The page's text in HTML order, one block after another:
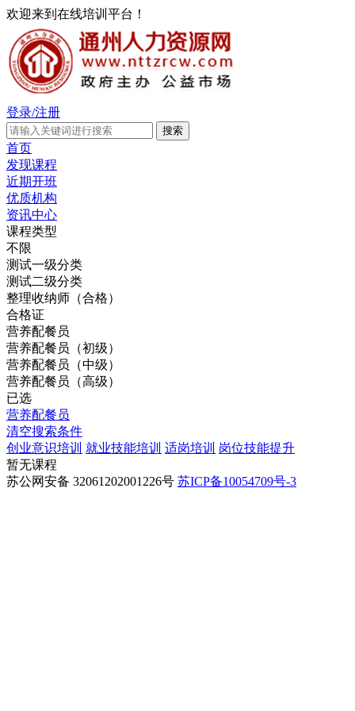
欢迎来到在线培训平台！
登录/注册
首页
发现课程
近期开班
优质机构
资讯中心
课程类型
不限
测试一级分类
测试二级分类
整理收纳师（合格）
合格证
营养配餐员
营养配餐员（初级）
营养配餐员（中级）
营养配餐员（高级）
已选
营养配餐员
清空搜索条件
创业意识培训 就业技能培训 适岗培训 岗位技能提升
暂无课程
苏公网安备 32061202001226号 苏ICP备10054709号-3